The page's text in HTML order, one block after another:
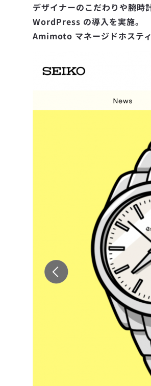
デザイナーのこだわりや腕
WordPress の導入を実施。
Amimoto マネージドホステ